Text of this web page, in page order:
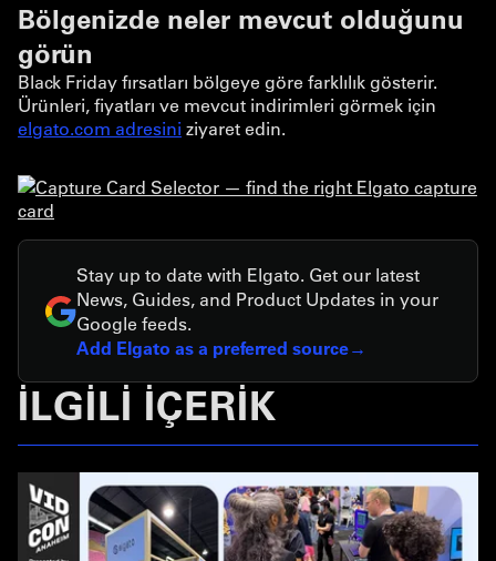
Bölgenizde neler mevcut olduğunu
görün
Black Friday fırsatları bölgeye göre farklılık gösterir.
Ürünleri, fiyatları ve mevcut indirimleri görmek için
elgato.com adresini ziyaret edin.
Stay up to date with Elgato. Get our latest
News, Guides, and Product Updates in your
Google feeds.
Add Elgato as a preferred source
İLGİLİ İÇERİK